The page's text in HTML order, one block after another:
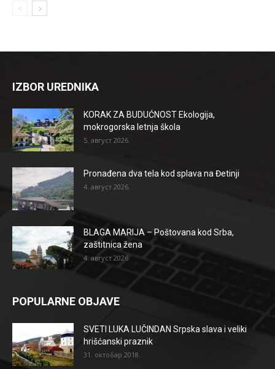
IZBOR UREDNIKA
KORAK ZA BUDUĆNOST Ekologija,
mokrogorska letnja škola
5. август 2026.
Pronađena dva tela kod splava na Đetinji
4. август 2026.
BLAGA MARIJA – Poštovana kod Srba,
zaštitnica žena
4. август 2026.
POPULARNE OBJAVE
SVETI LUKA LUČINDAN Srpska slava i veliki
hrišćanski praznik
31. октобар 2018.